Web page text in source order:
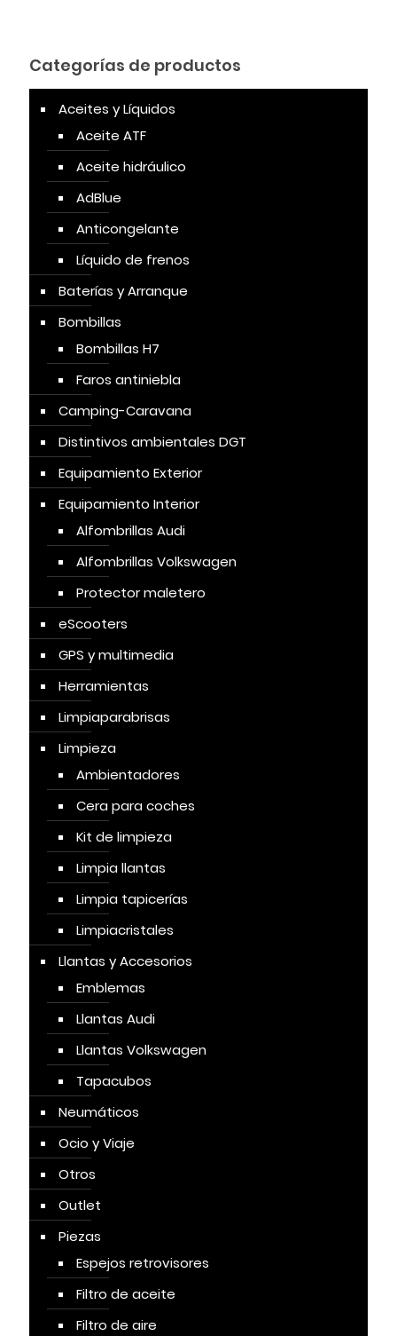
Categorías de productos
Aceites y Líquidos
Aceite ATF
Aceite hidráulico
AdBlue
Anticongelante
Líquido de frenos
Baterías y Arranque
Bombillas
Bombillas H7
Faros antiniebla
Camping-Caravana
Distintivos ambientales DGT
Equipamiento Exterior
Equipamiento Interior
Alfombrillas Audi
Alfombrillas Volkswagen
Protector maletero
eScooters
GPS y multimedia
Herramientas
Limpiaparabrisas
Limpieza
Ambientadores
Cera para coches
Kit de limpieza
Limpia llantas
Limpia tapicerías
Limpiacristales
Llantas y Accesorios
Emblemas
Llantas Audi
Llantas Volkswagen
Tapacubos
Neumáticos
Ocio y Viaje
Otros
Outlet
Piezas
Espejos retrovisores
Filtro de aceite
Filtro de aire